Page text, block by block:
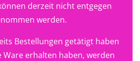
derzeit nicht entgegen
werden.
Bestellungen getätigt haben
Ware erhalten haben, werden